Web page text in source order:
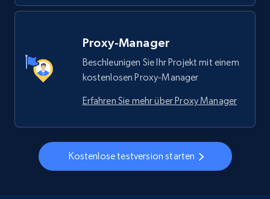
Proxy-Manager
Beschleunigen Sie Ihr Projekt mit einem
kostenlosen Proxy-Manager
Erfahren Sie mehr über Proxy Manager
Kostenlose testversion starten